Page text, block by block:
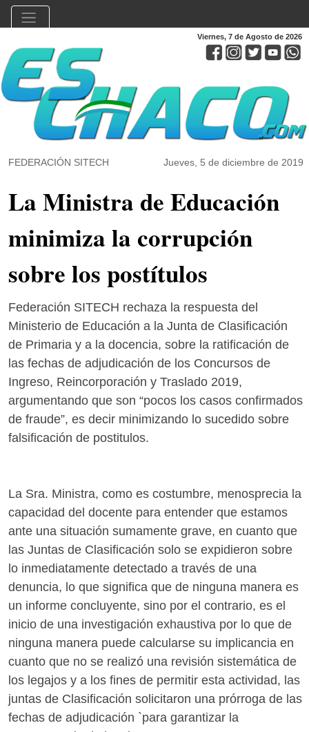
Viernes, 7 de Agosto de 2026
FEDERACIÓN SITECH Jueves, 5 de diciembre de 2019
La Ministra de Educación
minimiza la corrupción
sobre los postítulos
Federación SITECH rechaza la respuesta del
Ministerio de Educación a la Junta de Clasificación
de Primaria y a la docencia, sobre la ratificación de
las fechas de adjudicación de los Concursos de
Ingreso, Reincorporación y Traslado 2019,
argumentando que son “pocos los casos confirmados
de fraude”, es decir minimizando lo sucedido sobre
falsificación de postitulos.
La Sra. Ministra, como es costumbre, menosprecia la
capacidad del docente para entender que estamos
ante una situación sumamente grave, en cuanto que
las Juntas de Clasificación solo se expidieron sobre
lo inmediatamente detectado a través de una
denuncia, lo que significa que de ninguna manera es
un informe concluyente, sino por el contrario, es el
inicio de una investigación exhaustiva por lo que de
ninguna manera puede calcularse su implicancia en
cuanto que no se realizó una revisión sistemática de
los legajos y a los fines de permitir esta actividad, las
juntas de Clasificación solicitaron una prórroga de las
fechas de adjudicación `para garantizar la